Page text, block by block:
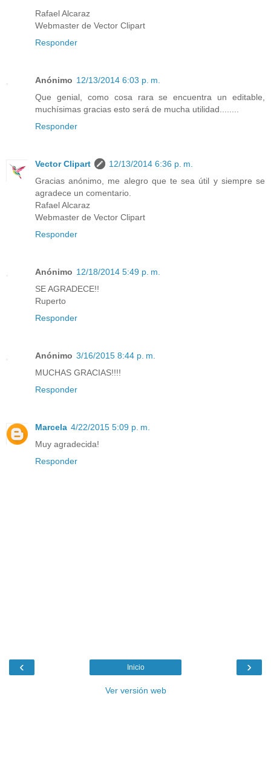
Rafael Alcaraz
Webmaster de Vector Clipart
Responder
Anónimo 12/13/2014 6:03 p. m.
Que genial, como cosa rara se encuentra un editable,
muchísimas gracias esto será de mucha utilidad........
Responder
Vector Clipart
12/13/2014 6:36 p. m.
Gracias anónimo, me alegro que te sea útil y siempre se
agradece un comentario.
Rafael Alcaraz
Webmaster de Vector Clipart
Responder
Anónimo 12/18/2014 5:49 p. m.
SE AGRADECE!!
Ruperto
Responder
Anónimo 3/16/2015 8:44 p. m.
MUCHAS GRACIAS!!!!
Responder
Marcela 4/22/2015 5:09 p. m.
Muy agradecida!
Responder
‹ ›
Inicio
Ver versión web